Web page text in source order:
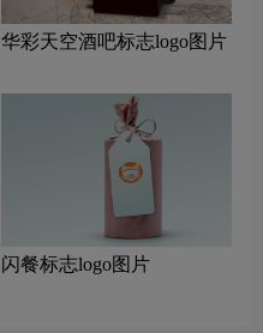
华彩天空酒吧标志logo图片
闪餐标志logo图片